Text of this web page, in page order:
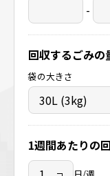
-
回収するごみの
袋の大きさ
1週間あたりの